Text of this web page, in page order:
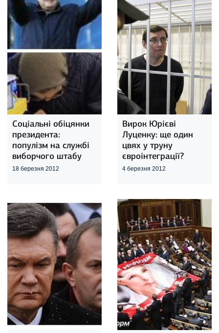
Соціальні обіцянки
президента:
популізм на службі
виборчого штабу
18 березня 2012
Вирок Юрієві
Луценку: ще один
цвях у труну
євроінтеграції?
4 березня 2012